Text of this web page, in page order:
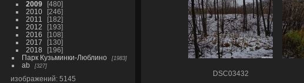
2009
480
2010
246
2011
182
2012
193
2016
108
2017
130
2018
196
Парк Кузьминки-Люблино
1983
ab 327
изображений: 5145
DSC03432